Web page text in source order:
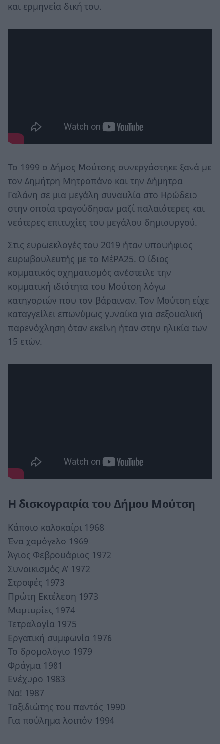
και ερμηνεία δική του.
Το 1999 ο Δήμος Μούτσης συνεργάστηκε ξανά με
τον Δημήτρη Μητροπάνο και την Δήμητρα
Γαλάνη σε μια μεγάλη συναυλία στο Ηρώδειο
στην οποία τραγούδησαν μαζί παλαιότερες και
νεότερες επιτυχίες του μεγάλου δημιουργού.
Στις ευρωεκλογές του 2019 ήταν υποψήφιος
ευρωβουλευτής με το ΜέΡΑ25. Ο ίδιος
κομματικός σχηματισμός ανέστειλε την
κομματική ιδιότητα του Μούτση λόγω
κατηγοριών που τον βάραιναν. Τον Μούτση είχε
καταγγείλει επωνύμως γυναίκα για σεξουαλική
παρενόχληση όταν εκείνη ήταν στην ηλικία των
15 ετών.
H δισκογραφία του Δήμου Μούτση
Κάποιο καλοκαίρι 1968
Ένα χαμόγελο 1969
Άγιος Φεβρουάριος 1972
Συνοικισμός Α’ 1972
Στροφές 1973
Πρώτη Εκτέλεση 1973
Μαρτυρίες 1974
Τετραλογία 1975
Εργατική συμφωνία 1976
Το δρομολόγιο 1979
Φράγμα 1981
Ενέχυρο 1983
Να! 1987
Ταξιδιώτης του παντός 1990
Για πούλημα λοιπόν 1994